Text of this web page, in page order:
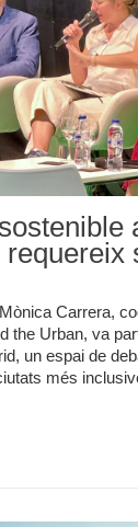
Carrera,
the Urban, va
un espai de
més